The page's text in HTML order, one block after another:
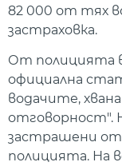
82 000 от тях
застраховка.
От полицията
официална
водачите,
отговорност".
застрашени
полицията. На